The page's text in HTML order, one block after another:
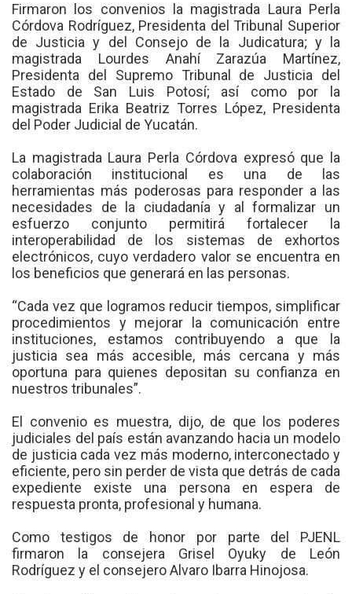
Firmaron los convenios la magistrada Laura Perla
Córdova Rodríguez, Presidenta del Tribunal Superior
de Justicia y del Consejo de la Judicatura; y la
magistrada Lourdes Anahí Zarazúa Martínez,
Presidenta del Supremo Tribunal de Justicia del
Estado de San Luis Potosí; así como por la
magistrada Erika Beatriz Torres López, Presidenta
del Poder Judicial de Yucatán.
La magistrada Laura Perla Córdova expresó que la
colaboración institucional es una de las
herramientas más poderosas para responder a las
necesidades de la ciudadanía y al formalizar un
esfuerzo conjunto permitirá fortalecer la
interoperabilidad de los sistemas de exhortos
electrónicos, cuyo verdadero valor se encuentra en
los beneficios que generará en las personas.
“Cada vez que logramos reducir tiempos, simplificar
procedimientos y mejorar la comunicación entre
instituciones, estamos contribuyendo a que la
justicia sea más accesible, más cercana y más
oportuna para quienes depositan su confianza en
nuestros tribunales”.
El convenio es muestra, dijo, de que los poderes
judiciales del país están avanzando hacia un modelo
de justicia cada vez más moderno, interconectado y
eficiente, pero sin perder de vista que detrás de cada
expediente existe una persona en espera de
respuesta pronta, profesional y humana.
Como testigos de honor por parte del PJENL
firmaron la consejera Grisel Oyuky de León
Rodríguez y el consejero Alvaro Ibarra Hinojosa.